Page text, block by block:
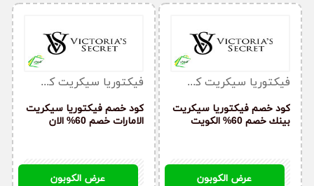
فيكتوريا سيكريت كوبون
كود خصم فيكتوريا سيكريت
بينك خصم 60% الكويت
عرض الكوبون
فيكتوريا سيكريت كوبون
كود خصم فيكتوريا سيكريت
الامارات خصم 60% الان
عرض الكوبون